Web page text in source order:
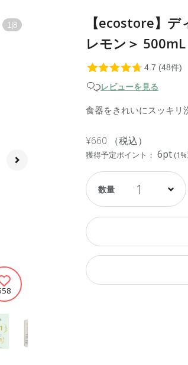
1 |8
【ecostore】
レモン＞ 500mL
レビューを見る
食器をきれいにスッキリ
¥660 （税込）
獲得予定ポイント： 6pt
1